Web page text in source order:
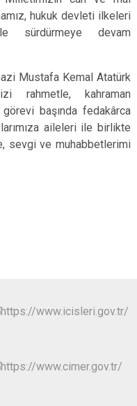
hukuk devleti ilkeleri
sürdürmeye devam
Mustafa Kemal Atatürk
rahmetle, kahraman
başında fedakârca
aileleri ile birlikte
sevgi ve muhabbetlerimi